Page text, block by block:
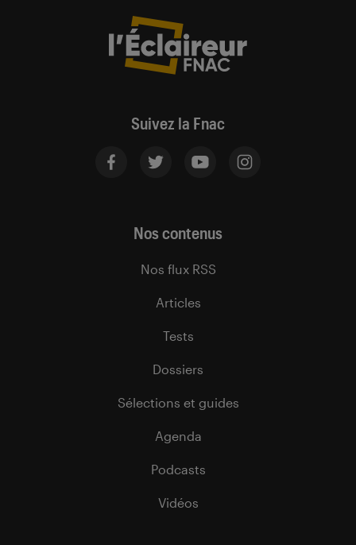
Suivez la Fnac
Nos contenus
Nos flux RSS
Articles
Tests
Dossiers
Sélections et guides
Agenda
Podcasts
Vidéos